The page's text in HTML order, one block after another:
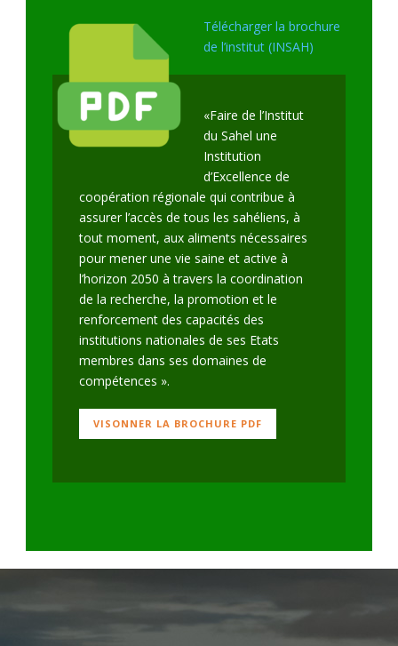
Télécharger la brochure
de l’institut (INSAH)
«Faire de l’Institut
du Sahel une
Institution
d’Excellence de
coopération régionale qui contribue à
assurer l’accès de tous les sahéliens, à
tout moment, aux aliments nécessaires
pour mener une vie saine et active à
l’horizon 2050 à travers la coordination
de la recherche, la promotion et le
renforcement des capacités des
institutions nationales de ses Etats
membres dans ses domaines de
compétences ».
VISONNER LA BROCHURE PDF